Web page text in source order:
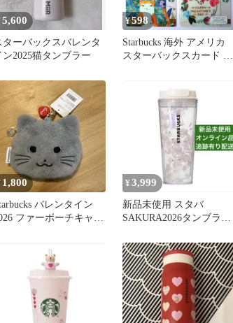
5,600
ターバックスバレンタ
ン2025猫タンブラー
¥598
Starbucks 海外 アメリカ
スターバックスカード 6
1,800
バレンタイン
ファーポーチキャッ
¥ 3,999
新品未使用 スタバ
SAKURA2026タンブラー